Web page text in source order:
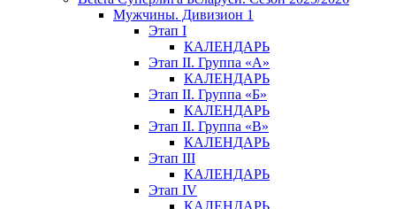
Мужчины. Дивизион 1
Этап I
КАЛЕНДАРЬ
Этап II. Группа «А»
КАЛЕНДАРЬ
Этап II. Группа «Б»
КАЛЕНДАРЬ
Этап II. Группа «В»
КАЛЕНДАРЬ
Этап III
КАЛЕНДАРЬ
Этап IV
КАЛЕНДАРЬ